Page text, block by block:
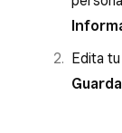
Edita